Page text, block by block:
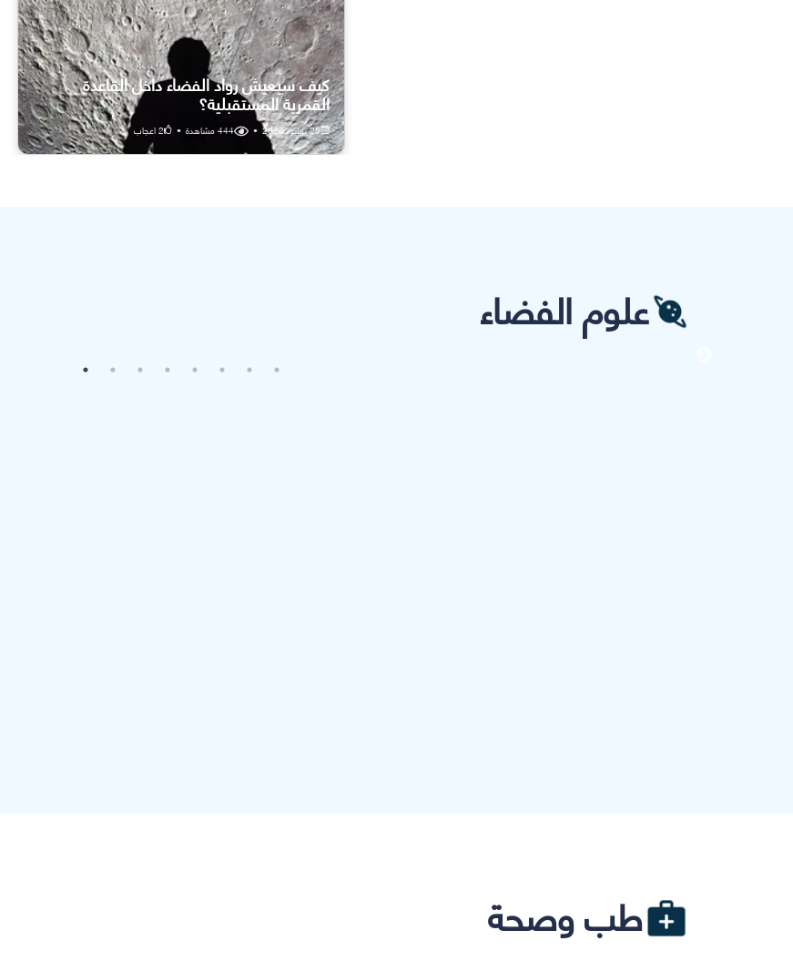
كيف سيعيش رواد الفضاء داخل القاعدة
القمرية المستقبلية؟
25 يوليو، 2026 •
444مشاهدة •
2اعجاب
علوم الفضاء
طب وصحة